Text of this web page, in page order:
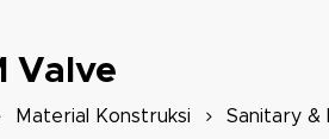
Valve
Material Konstruksi Sanitary &